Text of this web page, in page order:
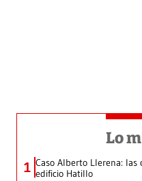
Lo
1 Caso Alberto Llerena:
edificio Hatillo